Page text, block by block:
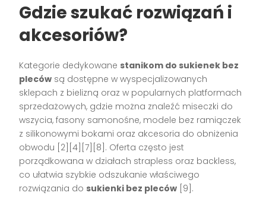
Gdzie szukać rozwiązań i
akcesoriów?
Kategorie dedykowane stanikom do sukienek bez
pleców są dostępne w wyspecjalizowanych
sklepach z bielizną oraz w popularnych platformach
sprzedażowych, gdzie można znaleźć miseczki do
wszycia, fasony samonośne, modele bez ramiączek
z silikonowymi bokami oraz akcesoria do obniżenia
obwodu [2][4][7][8]. Oferta często jest
porządkowana w działach strapless oraz backless,
co ułatwia szybkie odszukanie właściwego
rozwiązania do sukienki bez pleców [9].